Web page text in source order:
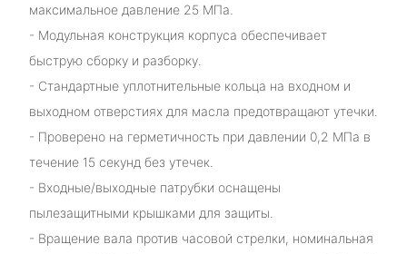
максимальное давление 25 МПа.
- Модульная конструкция корпуса обеспечивает
быструю сборку и разборку.
- Стандартные уплотнительные кольца на входном и
выходном отверстиях для масла предотвращают утечки.
- Проверено на герметичность при давлении 0,2 МПа в
течение 15 секунд без утечек.
- Входные/выходные патрубки оснащены
пылезащитными крышками для защиты.
- Вращение вала против часовой стрелки, номинальная